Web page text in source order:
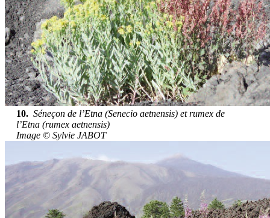
10.Séneçon de l’Etna (Senecio aetnensis) et rumex de
l’Etna (rumex aetnensis)
Image © Sylvie JABOT